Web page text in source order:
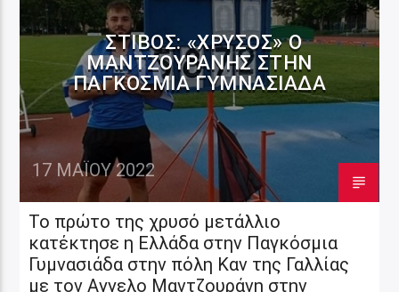
ΣΤΊΒΟΣ: «ΧΡΥΣΌΣ» Ο
ΜΑΝΤΖΟΥΡΆΝΗΣ ΣΤΗΝ
ΠΑΓΚΌΣΜΙΑ ΓΥΜΝΑΣΙΆΔΑ
17 ΜΑΪ́ΟΥ 2022
Το πρώτο της χρυσό μετάλλιο
κατέκτησε η Ελλάδα στην Παγκόσμια
Γυμνασιάδα στην πόλη Καν της Γαλλίας
με τον Αγγελο Μαντζουράνη στην